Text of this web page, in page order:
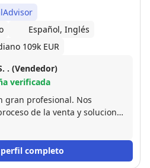
Español, Inglés
109k EUR
. (Vendedor)
verificada
gran profesional. Nos
de la venta y solucionó
surgieron durante la
en sus servicios en todas las
completo